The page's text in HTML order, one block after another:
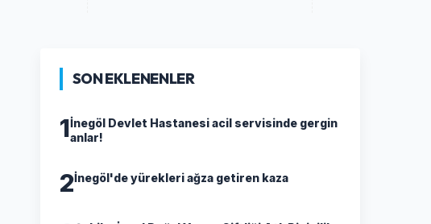
SON EKLENENLER
1İnegöl Devlet Hastanesi acil servisinde gergin
anlar!
2İnegöl'de yürekleri ağza getiren kaza